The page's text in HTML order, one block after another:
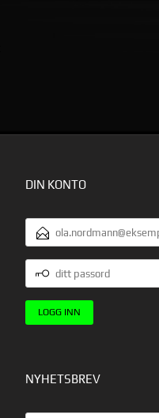
DIN KONTO
POSTADRESSE
PASSORD
NYHETSBREV